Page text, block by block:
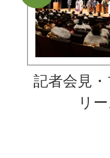
ス
ラ
ド
記者会見
リ